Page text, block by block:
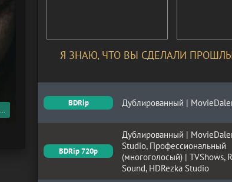
Я ЗНАЮ, ЧТО ВЫ СДЕЛАЛИ
BDRip Дублированный |
BDRip 720p
Дублированный |
Studio, Профессиональный
(многоголосый) | TVShows,
Sound, HDRezka Studio
Боевики / Фантастика / Драмы / Фильмы 2026 года / Скоро в кино